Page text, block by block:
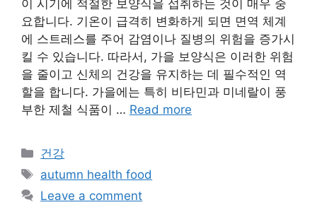
이 시기에 적절한 보양식을 섭취하는 것이 매우 중
요합니다. 기온이 급격히 변화하게 되면 면역 체계
에 스트레스를 주어 감염이나 질병의 위험을 증가시
킬 수 있습니다. 따라서, 가을 보양식은 이러한 위험
을 줄이고 신체의 건강을 유지하는 데 필수적인 역
할을 합니다. 가을에는 특히 비타민과 미네랄이 풍
부한 제철 식품이 … Read more
Categories
건강
Tags
autumn health food
Leave a comment